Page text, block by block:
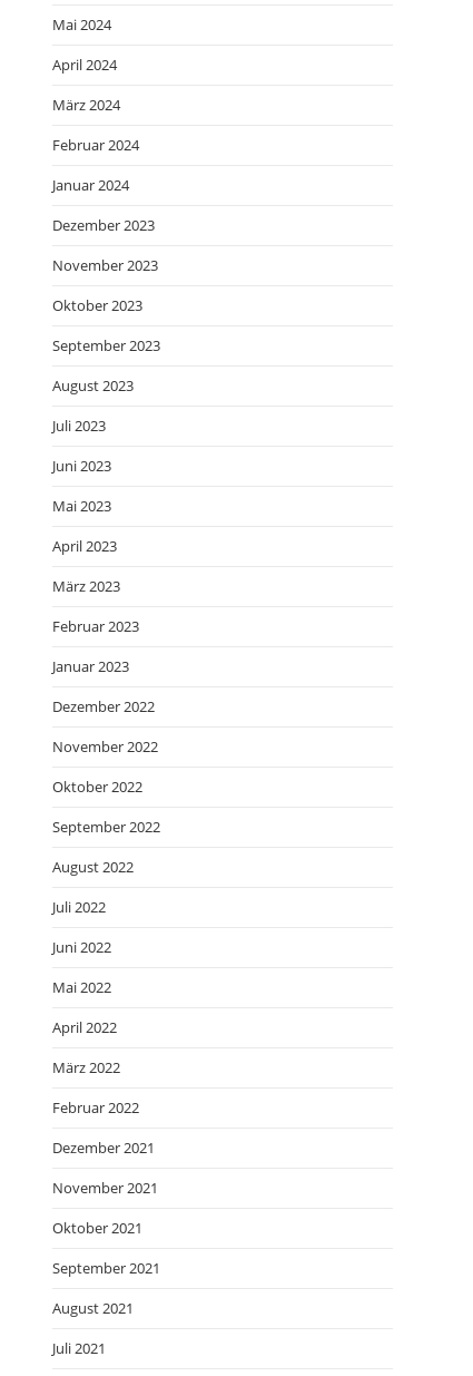
Mai 2024
April 2024
März 2024
Februar 2024
Januar 2024
Dezember 2023
November 2023
Oktober 2023
September 2023
August 2023
Juli 2023
Juni 2023
Mai 2023
April 2023
März 2023
Februar 2023
Januar 2023
Dezember 2022
November 2022
Oktober 2022
September 2022
August 2022
Juli 2022
Juni 2022
Mai 2022
April 2022
März 2022
Februar 2022
Dezember 2021
November 2021
Oktober 2021
September 2021
August 2021
Juli 2021